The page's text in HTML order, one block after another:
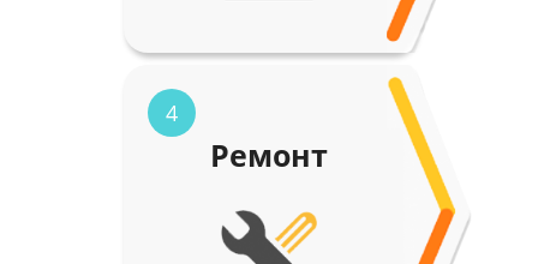
4
Ремонт